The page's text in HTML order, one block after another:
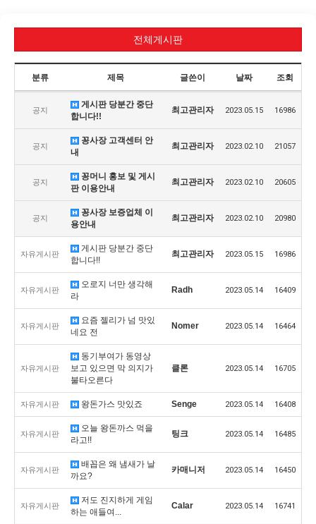
전체게시판
분류 제목 글쓴이 날짜 조회
공지
게시판 당분간 중단
합니다!!
최고관리자 2023.05.15 16986
공지
꽁사장 고객센터 안
내
최고관리자 2023.02.10 21057
공지
꽁머니 홍보 및 게시
판 이용안내
최고관리자 2023.02.10 20605
공지
꽁사장 보증업체 이
용안내
최고관리자 2023.02.10 20980
자유게시판
게시판 당분간 중단
합니다!!
최고관리자 2023.05.15 16986
자유게시판
오로지 너만 생각해
라
Radh 2023.05.14 16409
자유게시판
요즘 젤리가 넘 맛있
네요 전
Nomer 2023.05.14 16464
자유게시판
동기부여가 동영상
보고 있으면 막 의지가
불타오른다
클론 2023.05.14 16705
자유게시판 왕돈가스 맛있죠 Senge 2023.05.14 16408
자유게시판
오늘 왕돈까스 먹을
라고!!
팅크 2023.05.14 16485
자유게시판
배꼽은 왜 냄새가 날
까요?
카매니저 2023.05.14 16450
자유게시판
저도 진지하게 게임
하는 애들여...
Calar 2023.05.14 16741